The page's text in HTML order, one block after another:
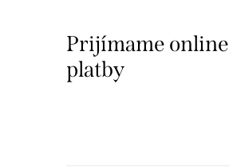
Prijímame online
platby